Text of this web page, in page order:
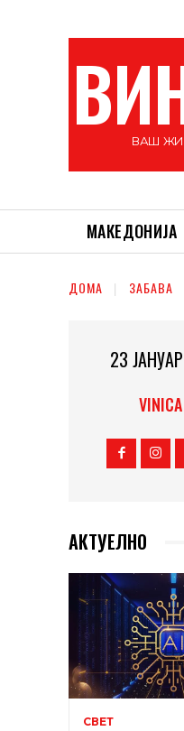
ВАШ
МАКЕДОНИЈА
ДОМА ЗАБАВА
23
АКТУЕЛНО
СВЕТ